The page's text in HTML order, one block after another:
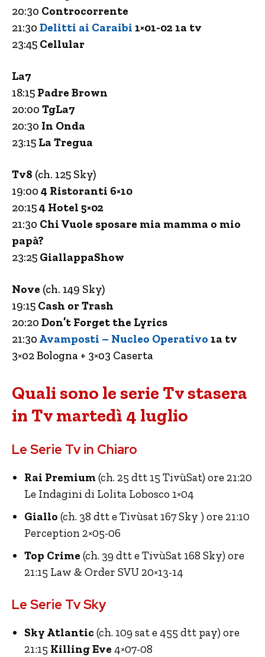
20:30 Controcorrente
21:30 Delitti ai Caraibi 1×01-02 1a tv
23:45 Cellular
La7
18:15 Padre Brown
20:00 TgLa7
20:30 In Onda
23:15 La Tregua
Tv8 (ch. 125 Sky)
19:00 4 Ristoranti 6×10
20:154 Hotel 5×02
21:30 Chi Vuole sposare mia mamma o mio
papà?
23:25 GiallappaShow
Nove (ch. 149 Sky)
19:15 Cash or Trash
20:20 Don’t Forget the Lyrics
21:30 Avamposti – Nucleo Operativo 1a tv
3×02 Bologna + 3×03 Caserta
Quali sono le serie Tv stasera
in Tv martedì 4 luglio
Le Serie Tv in Chiaro
Rai Premium(ch. 25 dtt 15 TivùSat) ore 21:20
Le Indagini di Lolita Lobosco 1×04
Giallo (ch. 38 dtt e Tivùsat 167 Sky ) ore 21:10
Perception 2×05-06
Top Crime (ch. 39 dtt e TivùSat 168 Sky) ore
21:15 Law & Order SVU 20×13-14
Le Serie Tv Sky
Sky Atlantic (ch. 109 sat e 455 dtt pay) ore
21:15 Killing Eve 4×07-08